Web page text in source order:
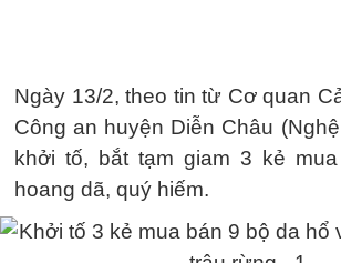
Ngày 13/2, theo tin từ Cơ quan
Công an huyện Diễn Châu
khởi tố, bắt tạm giam 3 kẻ
hoang dã, quý hiếm.